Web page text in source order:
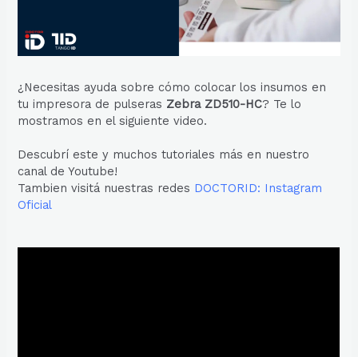
¿Necesitas ayuda sobre cómo colocar los insumos en
tu impresora de pulseras Zebra ZD510-HC? Te lo
mostramos en el siguiente video.
Descubrí este y muchos tutoriales más en nuestro
canal de Youtube!
Tambien visitá nuestras redes DOCTORID: Instagram
Oficial